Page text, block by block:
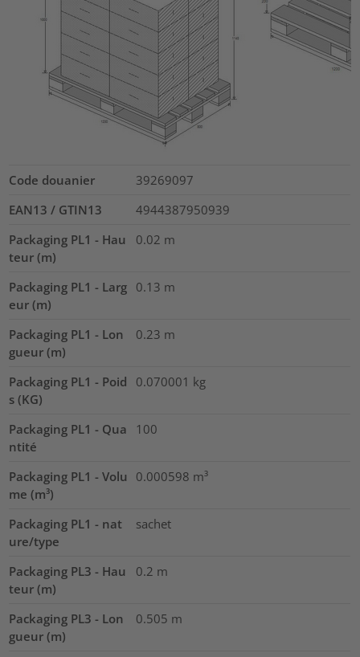
Code douanier
39269097
EAN13 / GTIN13
4944387950939
Packaging PL1 - Hau
teur (m)
0.02 m
Packaging PL1 - Larg
eur (m)
0.13 m
Packaging PL1 - Lon
gueur (m)
0.23 m
Packaging PL1 - Poid
s (KG)
0.070001 kg
Packaging PL1 - Qua
ntité
100
Packaging PL1 - Volu
me (m³)
0.000598 m³
Packaging PL1 - nat
ure/type
sachet
Packaging PL3 - Hau
teur (m)
0.2 m
Packaging PL3 - Lon
gueur (m)
0.505 m